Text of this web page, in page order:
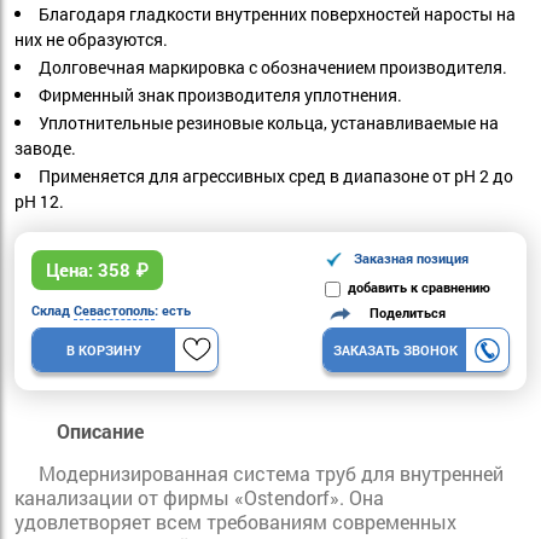
Благодаря гладкости внутренних поверхностей наросты на
них не образуются.
Долговечная маркировка с обозначением производителя.
Фирменный знак производителя уплотнения.
Уплотнительные резиновые кольца, устанавливаемые на
заводе.
Применяется для агрессивных сред в диапазоне от pH 2 до
pH 12.
Цена: 358 ₽
Заказная позиция
добавить к сравнению
Склад Севастополь: есть
В КОРЗИНУ
Поделиться
ЗАКАЗАТЬ ЗВОНОК
Описание
Модернизированная система труб для внутренней
канализации от фирмы «Ostendorf». Она
удовлетворяет всем требованиям современных